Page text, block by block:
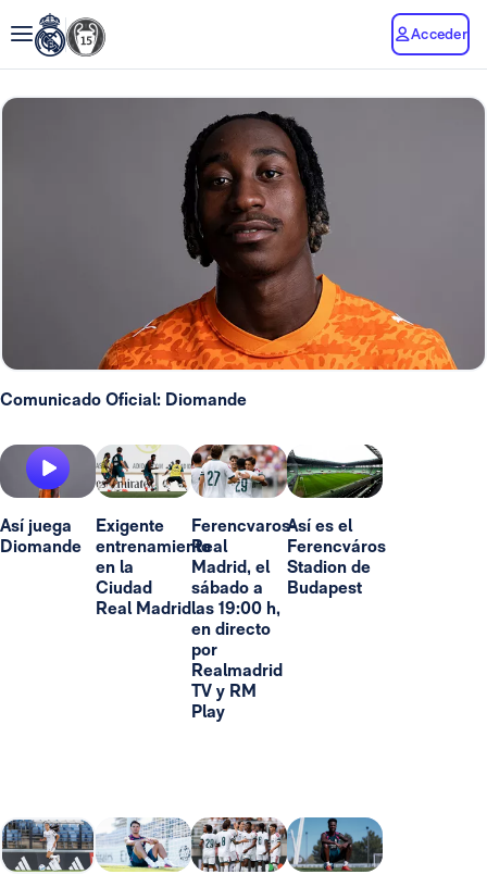
Acceder
Comunicado Oficial: Diomande
Así juega
Diomande
Exigente
entrenamiento
en la
Ciudad
Real Madrid
Ferencvaros-
Real
Madrid, el
sábado a
las 19:00 h,
en directo
por
Realmadrid
TV y RM
Play
Así es el
Ferencváros
Stadion de
Budapest